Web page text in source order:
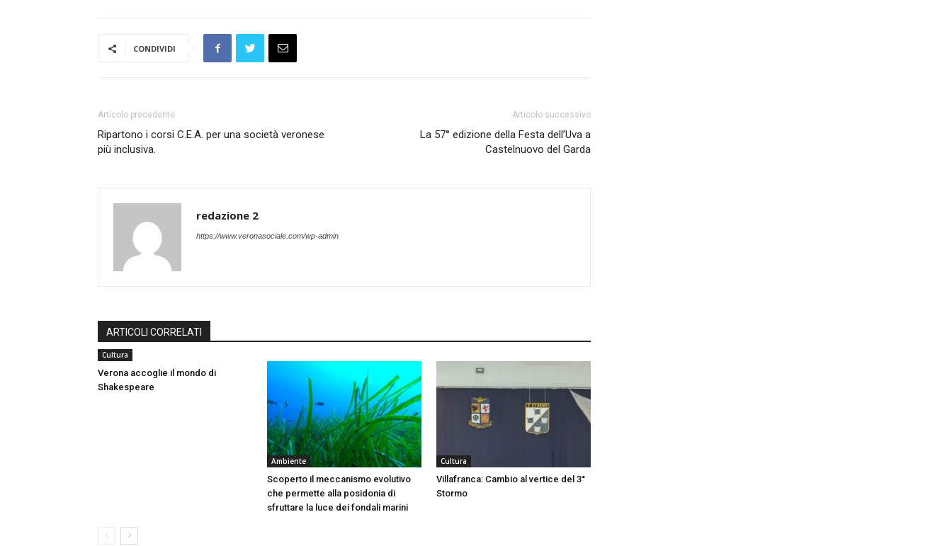
CONDIVIDI
Articolo precedente
Ripartono i corsi C.E.A. per una società veronese
più inclusiva.
Articolo successivo
La 57° edizione della Festa dell’Uva a
Castelnuovo del Garda
redazione 2
https://www.veronasociale.com/wp-admin
ARTICOLI CORRELATI
Cultura
Verona accoglie il mondo di
Shakespeare
Ambiente
Scoperto il meccanismo evolutivo
che permette alla posidonia di
sfruttare la luce dei fondali marini
Cultura
Villafranca: Cambio al vertice del 3°
Stormo